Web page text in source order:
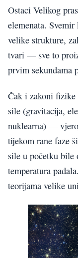
Ostaci Velikog
elemenata.
velike strukture,
tvari — sve to
prvim sekundama
Čak i zakoni
sile (gravitacija,
nuklearna) —
tijekom rane faze
sile u početku bile
temperatura
teorijama velike